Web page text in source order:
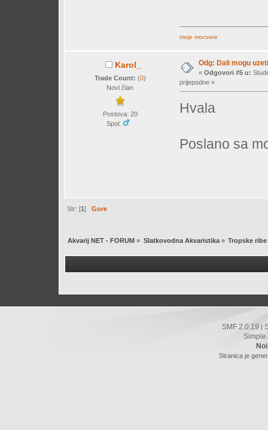
moje mocvare
Karol_
Trade Count: (0)
Novi član
Postova: 20
Spol:
Odg: Dali mogu
« Odgovori #5 u:
prijepodne »
Hvala
Poslano sa
Str: [1]Gore
Akvarij NET - FORUM » Slatkovodna Akvaristika» Tropske ribe
SMF 2.0.19 |
Simple
Stranica je